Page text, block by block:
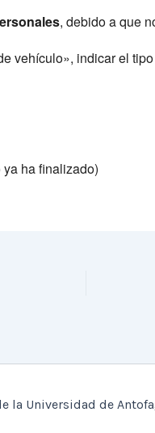
, debido a que
vehículo», indicar el
ha finalizado)
la Universidad de